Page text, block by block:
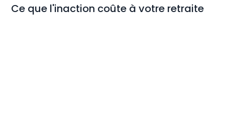
Ce que l'inaction coûte à votre retraite